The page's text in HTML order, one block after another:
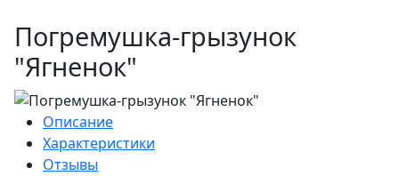
Погремушка-грызунок
"Ягненок"
Описание
Характеристики
Отзывы